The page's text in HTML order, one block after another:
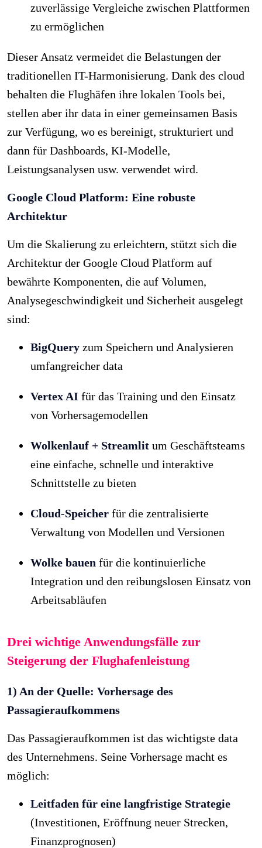
zuverlässige Vergleiche zwischen Plattformen
zu ermöglichen
Dieser Ansatz vermeidet die Belastungen der
traditionellen IT-Harmonisierung. Dank des cloud
behalten die Flughäfen ihre lokalen Tools bei,
stellen aber ihr data in einer gemeinsamen Basis
zur Verfügung, wo es bereinigt, strukturiert und
dann für Dashboards, KI-Modelle,
Leistungsanalysen usw. verwendet wird.
Google Cloud Platform: Eine robuste
Architektur
Um die Skalierung zu erleichtern, stützt sich die
Architektur der Google Cloud Platform auf
bewährte Komponenten, die auf Volumen,
Analysegeschwindigkeit und Sicherheit ausgelegt
sind:
BigQuery zum Speichern und Analysieren
umfangreicher data
Vertex AI für das Training und den Einsatz
von Vorhersagemodellen
Wolkenlauf + Streamlit um Geschäftsteams
eine einfache, schnelle und interaktive
Schnittstelle zu bieten
Cloud-Speicher für die zentralisierte
Verwaltung von Modellen und Versionen
Wolke bauen für die kontinuierliche
Integration und den reibungslosen Einsatz von
Arbeitsabläufen
Drei wichtige Anwendungsfälle zur
Steigerung der Flughafenleistung
1) An der Quelle: Vorhersage des
Passagieraufkommens
Das Passagieraufkommen ist das wichtigste data
des Unternehmens. Seine Vorhersage macht es
möglich:
Leitfaden für eine langfristige Strategie
(Investitionen, Eröffnung neuer Strecken,
Finanzprognosen)